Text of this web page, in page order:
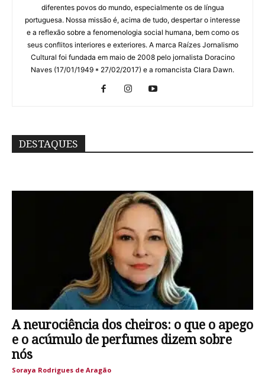
diferentes povos do mundo, especialmente os de língua
portuguesa. Nossa missão é, acima de tudo, despertar o interesse
e a reflexão sobre a fenomenologia social humana, bem como os
seus conflitos interiores e exteriores. A marca Raízes Jornalismo
Cultural foi fundada em maio de 2008 pelo jornalista Doracino
Naves (17/01/1949 * 27/02/2017) e a romancista Clara Dawn.
DESTAQUES
A neurociência dos cheiros: o que o apego
e o acúmulo de perfumes dizem sobre
nós
Soraya Rodrigues de Aragão